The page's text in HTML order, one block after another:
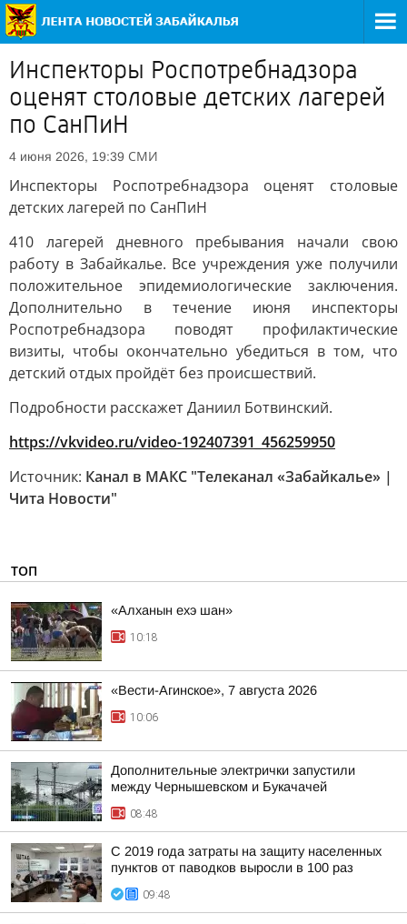
Инспекторы Роспотребнадзора
оценят столовые детских лагерей
по СанПиН
4 июня 2026, 19:39 СМИ
Инспекторы Роспотребнадзора оценят столовые
детских лагерей по СанПиН
410 лагерей дневного пребывания начали свою
работу в Забайкалье. Все учреждения уже получили
положительное эпидемиологические заключения.
Дополнительно в течение июня инспекторы
Роспотребнадзора поводят профилактические
визиты, чтобы окончательно убедиться в том, что
детский отдых пройдёт без происшествий.
Подробности расскажет Даниил Ботвинский.
https://vkvideo.ru/video-192407391_456259950
Источник: Канал в МАКС "Телеканал «Забайкалье» |
Чита Новости"
ТОП
«Алханын ехэ шан»
10:18
«Вести-Агинское», 7 августа 2026
10:06
Дополнительные электрички запустили
между Чернышевском и Букачачей
08:48
С 2019 года затраты на защиту населенных
пунктов от паводков выросли в 100 раз
09:48